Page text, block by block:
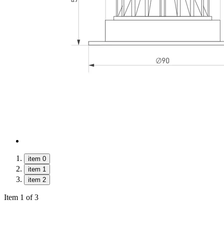
item 0
item 1
item 2
Item 1 of 3